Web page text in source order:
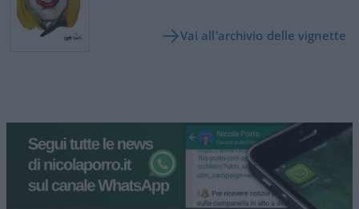
Vai all'archivio delle vignette